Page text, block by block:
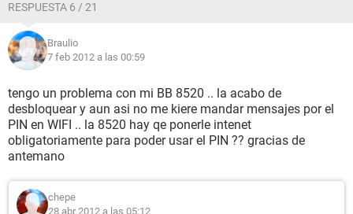
RESPUESTA 6 / 21
Braulio
7 feb 2012 a las 00:59
tengo un problema con mi BB 8520 .. la acabo de
desbloquear y aun asi no me kiere mandar mensajes por el
PIN en WIFI .. la 8520 hay qe ponerle intenet
obligatoriamente para poder usar el PIN ?? gracias de
antemano
chepe
28 abr 2012 a las 05:12